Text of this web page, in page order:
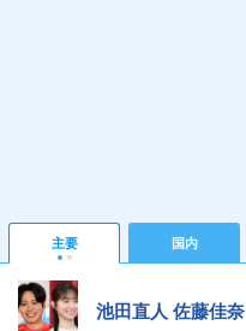
主要 国内
池田直人 佐藤佳